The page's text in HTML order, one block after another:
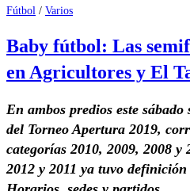
Fútbol / Varios
Baby fútbol: Las
en Agricultores y El
En ambos predios este
del Torneo Apertura 2019,
categorías 2010, 2009, 2008 y
2012 y 2011 ya tuvo